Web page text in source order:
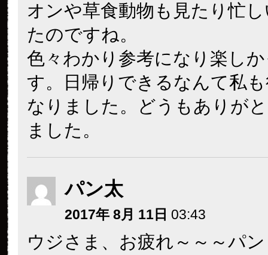
オンや草食動物も見たり忙
たのですね。
色々わかり参考になり楽し
す。日帰りできるなんて私
なりました。どうもありが
ました。
パン太
2017年 8月 11日 03:43
ウジさま、お疲れ～～～パ